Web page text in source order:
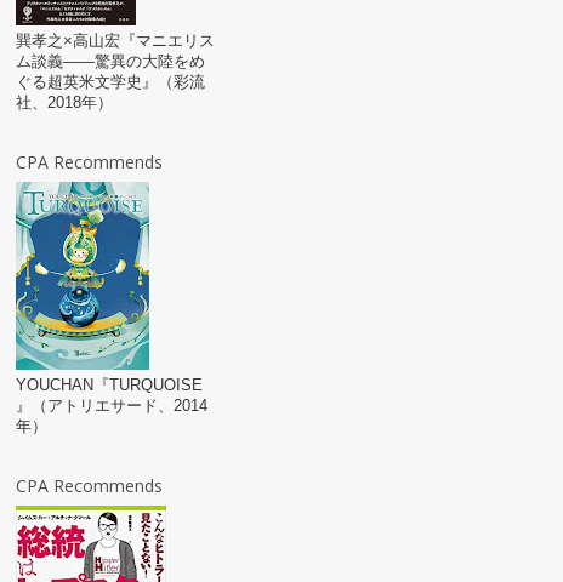
巽孝之×高山宏『マニエリス
ム談義——驚異の大陸をめ
ぐる超英米文学史』（彩流
社、2018年）
CPA Recommends
YOUCHAN『TURQUOISE
』（アトリエサード、2014
年）
CPA Recommends